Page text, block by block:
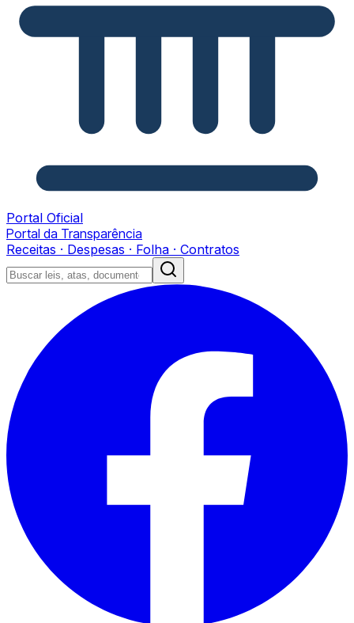
Portal Oficial
Portal da Transparência
Receitas · Despesas · Folha · Contratos